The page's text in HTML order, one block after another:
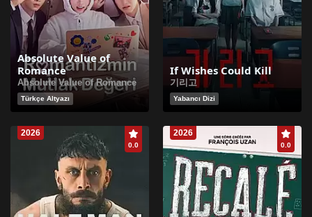
Absolute Value of
Romance
Absolute Value of Romance
Türkçe Altyazı
If Wishes Could Kill
기리고
Yabancı Dizi
2026
0.0
2026
0.0